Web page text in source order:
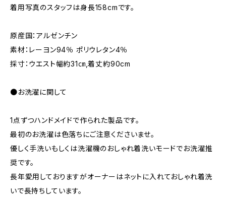
着用写真のスタッフは身長158cmです。
原産国：アルゼンチン
素材：レーヨン94％ ポリウレタン4％
採寸：ウエスト幅約31㎝,着丈約90cm
●お洗濯に関して
1点ずつハンドメイドで作られた製品です。
最初のお洗濯は色落ちにご注意くださいませ。
優しく手洗いもしくは洗濯機のおしゃれ着洗いモードでお洗濯推
奨です。
長年愛用しておりますがオーナーはネットに入れておしゃれ着洗
いで長持ちしています。